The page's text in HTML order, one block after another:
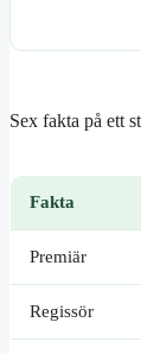
Sex fakta på ett
Fakta
Premiär
Regissör